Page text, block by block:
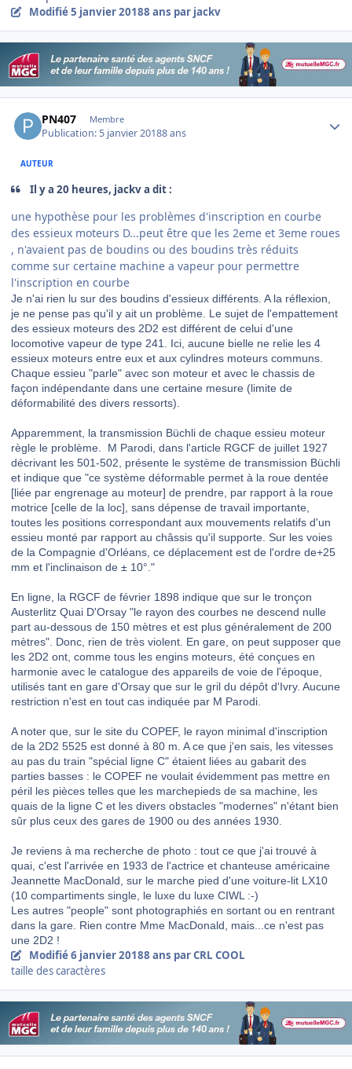
Modifié5 janvier 20188 ans par jackv
PN407 Membre
Publication: 5 janvier 20188 ans
AUTEUR
Il y a 20 heures, jackv a dit :
une hypothèse pour les problèmes d'inscription en courbe
des essieux moteurs D...peut être que les 2eme et 3eme roues
, n'avaient pas de boudins ou des boudins très réduits
comme sur certaine machine a vapeur pour permettre
l'inscription en courbe
Je n'ai rien lu sur des boudins d'essieux différents. A la réflexion,
je ne pense pas qu'il y ait un problème. Le sujet de l'empattement
des essieux moteurs des 2D2 est différent de celui d'une
locomotive vapeur de type 241. Ici, aucune bielle ne relie les 4
essieux moteurs entre eux et aux cylindres moteurs communs.
Chaque essieu "parle" avec son moteur et avec le chassis de
façon indépendante dans une certaine mesure (limite de
déformabilité des divers ressorts).
Apparemment, la transmission Büchli de chaque essieu moteur
règle le problème. M Parodi, dans l'article RGCF de juillet 1927
décrivant les 501-502, présente le système de transmission Büchli
et indique que "ce système déformable permet à la roue dentée
[liée par engrenage au moteur] de prendre, par rapport à la roue
motrice [celle de la loc], sans dépense de travail importante,
toutes les positions correspondant aux mouvements relatifs d'un
essieu monté par rapport au châssis qu'il supporte. Sur les voies
de la Compagnie d'Orléans, ce déplacement est de l'ordre de+25
mm et l'inclinaison de ± 10°."
En ligne, la RGCF de février 1898 indique que sur le tronçon
Austerlitz Quai D'Orsay "le rayon des courbes ne descend nulle
part au-dessous de 150 mètres et est plus généralement de 200
mètres". Donc, rien de très violent. En gare, on peut supposer que
les 2D2 ont, comme tous les engins moteurs, été conçues en
harmonie avec le catalogue des appareils de voie de l'époque,
utilisés tant en gare d'Orsay que sur le gril du dépôt d'Ivry. Aucune
restriction n'est en tout cas indiquée par M Parodi.
A noter que, sur le site du COPEF, le rayon minimal d'inscription
de la 2D2 5525 est donné à 80 m. A ce que j'en sais, les vitesses
au pas du train "spécial ligne C" étaient liées au gabarit des
parties basses : le COPEF ne voulait évidemment pas mettre en
péril les pièces telles que les marchepieds de sa machine, les
quais de la ligne C et les divers obstacles "modernes" n'étant bien
sûr plus ceux des gares de 1900 ou des années 1930.
Je reviens à ma recherche de photo : tout ce que j'ai trouvé à
quai, c'est l'arrivée en 1933 de l'actrice et chanteuse américaine
Jeannette MacDonald, sur le marche pied d'une voiture-lit LX10
(10 compartiments single, le luxe du luxe CIWL :-)
Les autres "people" sont photographiés en sortant ou en rentrant
dans la gare. Rien contre Mme MacDonald, mais...ce n'est pas
une 2D2 !
Modifié6 janvier 20188 ans par CRL COOL
taille des caractères